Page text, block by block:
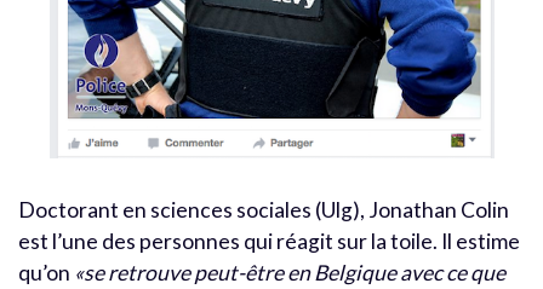
Doctorant en sciences sociales (Ulg), Jonathan Colin
est l’une des personnes qui réagit sur la toile. Il estime
qu’on «se retrouve peut-être en Belgique avec ce que